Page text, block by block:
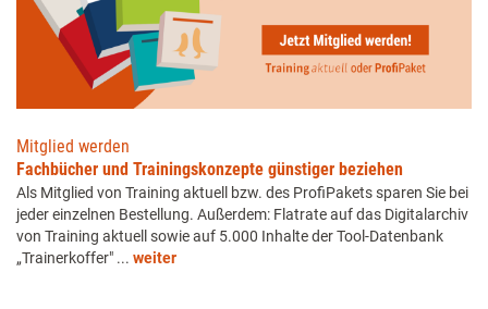
Mitglied werden
Fachbücher und Trainingskonzepte günstiger beziehen
Als Mitglied von Training aktuell bzw. des ProfiPakets sparen Sie bei
jeder einzelnen Bestellung. Außerdem: Flatrate auf das Digitalarchiv
von Training aktuell sowie auf 5.000 Inhalte der Tool-Datenbank
„Trainerkoffer" ... weiter